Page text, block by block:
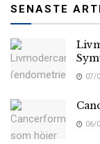
SENASTE
07/
06/